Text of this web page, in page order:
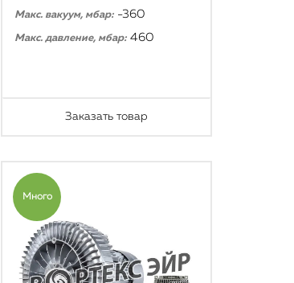
Макс. вакуум, мбар: -360
Макс. давление, мбар: 460
Заказать товар
Много